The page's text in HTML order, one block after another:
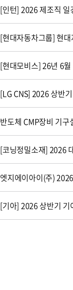
[인턴] 2026 제조직
[현대자동차그룹] 현
[현대모비스] 26년 6
[LG CNS] 2026 상반
반도체 CMP장비 기
[코닝정밀소재] 2026
엣지에이아이(주)
[기아] 2026 상반기